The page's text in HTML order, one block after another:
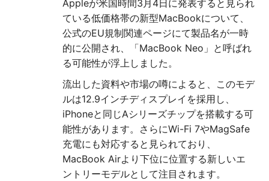
Appleが米国時間3月4日に発表すると見られ
ている低価格帯の新型MacBookについて、
公式のEU規制関連ページにて製品名が一時
的に公開され、「MacBook Neo」と呼ばれ
る可能性が浮上しました。
流出した資料や市場の噂によると、このモデ
ルは12.9インチディスプレイを採用し、
iPhoneと同じAシリーズチップを搭載する可
能性があります。さらにWi-Fi 7やMagSafe
充電にも対応すると見られており、
MacBook Airより下位に位置する新しいエ
ントリーモデルとして注目されます。